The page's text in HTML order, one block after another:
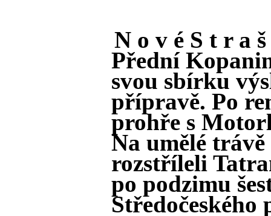
N o v é S t r a
Přední
svou sbírku
přípravě. Po
prohře s
Na umělé
rozstříleli
po podzimu
Středočeského